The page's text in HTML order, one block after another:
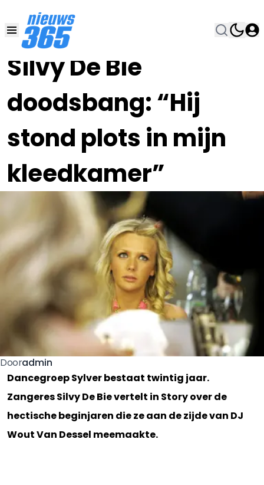
Silvy De Bie
doodsbang: “Hij
stond plots in mijn
kleedkamer”
07 DEC 2019, 12:30
Dooradmin
Dancegroep Sylver bestaat twintig jaar.
Zangeres Silvy De Bie vertelt in Story over de
hectische beginjaren die ze aan de zijde van DJ
Wout Van Dessel meemaakte.